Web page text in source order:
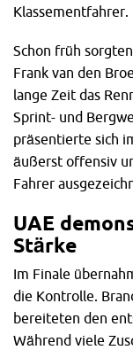
Klassementfahrer.
Schon früh
Frank van den
lange Zeit das
Sprint- und
präsentierte sich
äußerst offensiv
Fahrer
UAE
Stärke
Im Finale
die Kontrolle.
bereiteten den
Während viele